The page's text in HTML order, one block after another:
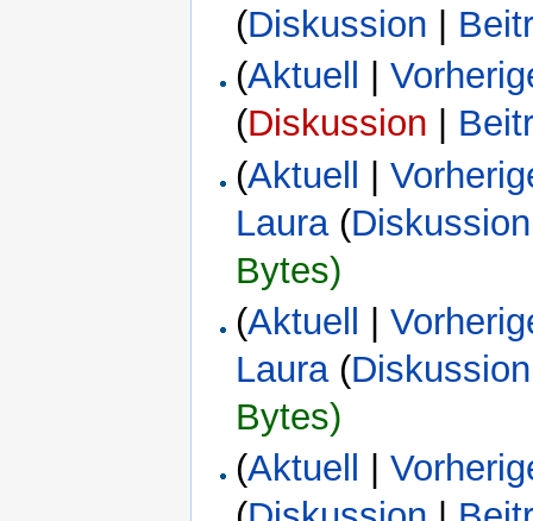
(Diskussion
(Aktuell |
(Diskussion
(Aktuell |
Laura (Diskussion
Bytes)
(Aktuell |
Laura (Diskussion
Bytes)
(Aktuell |